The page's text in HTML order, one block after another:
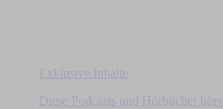
Exklusive Inhalte
Diese Podcasts und Hörbücher